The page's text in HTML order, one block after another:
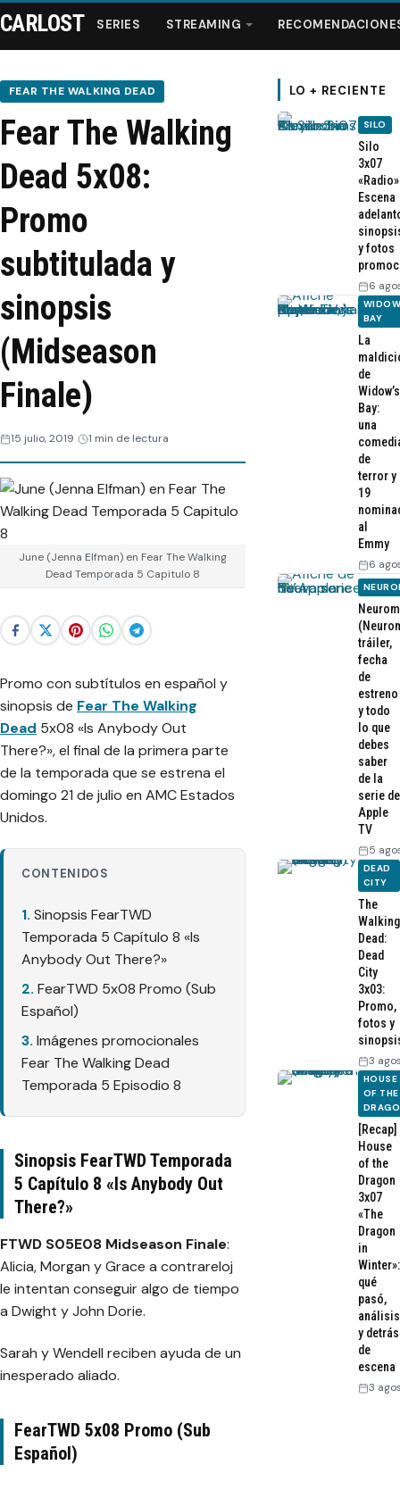
Series
Streaming
Recomendaciones
Webisodios
CARLOST SERIES STREAMING
FEAR THE WALKING DEAD
Fear The Walking
Dead 5x08:
Promo
subtitulada y
sinopsis
(Midseason
Finale)
15 julio, 2019 1 min de lectura
June (Jenna Elfman) en Fear The Walking
Dead Temporada 5 Capitulo 8
Promo con subtítulos en español y
sinopsis de Fear The Walking
Dead 5x08 «Is Anybody Out
There?», el final de la primera parte
de la temporada que se estrena el
domingo 21 de julio en AMC Estados
Unidos.
CONTENIDOS
Sinopsis FearTWD
Temporada 5 Capítulo 8 «Is
Anybody Out There?»
FearTWD 5x08 Promo (Sub
Español)
Imágenes promocionales
Fear The Walking Dead
Temporada 5 Episodio 8
Sinopsis FearTWD Temporada
5 Capítulo 8 «Is Anybody Out
There?»
FTWD S05E08 Midseason Finale:
Alicia, Morgan y Grace a contrareloj
le intentan conseguir algo de tiempo
a Dwight y John Dorie.
Sarah y Wendell reciben ayuda de un
inesperado aliado.
FearTWD 5x08 Promo (Sub
Español)
LO + RECIENTE
SILO
Silo
3x07
Escena
y fotos
6
BAY
La
de
Widow’s
Bay:
una
de
terror y
19
al
Emmy
6
tráiler,
fecha
de
estreno
y todo
lo que
debes
saber
de la
serie de
Apple
TV
5
DEAD
CITY
The
Walking
Dead:
Dead
City
3x03:
Promo,
fotos y
3
HOUSE
OF THE
[Recap]
House
of the
Dragon
3x07
«The
Dragon
in
Winter»:
qué
pasó,
análisis
y detrás
de
escena
3